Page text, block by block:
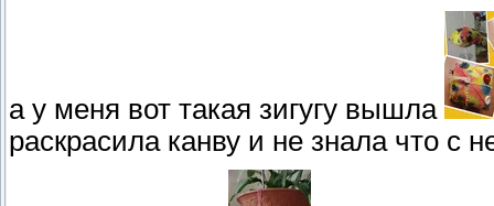
а у меня вот такая зигугу вышла
раскрасила канву и не знала что с